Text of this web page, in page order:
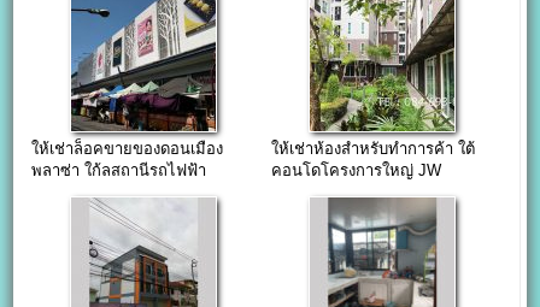
ให้เช่าล็อคขายของดอนเมือง
พลาซ่า ใก้ลสถานีรถไฟฟ้า
ให้เช่าห้องสำหรับทำการค้า ใต้
คอนโดโครงการใหญ่ JW